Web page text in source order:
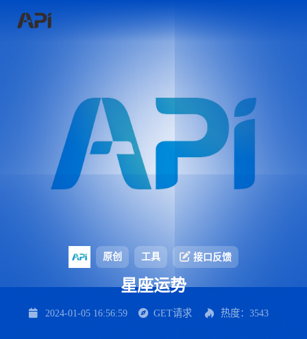
原创 工具 接口反馈
星座运势
2024-01-05 16:56:59 GET请求 热度：3543